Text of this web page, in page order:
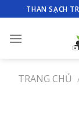
to
content
THAN SẠCH
TRANG CHỦ